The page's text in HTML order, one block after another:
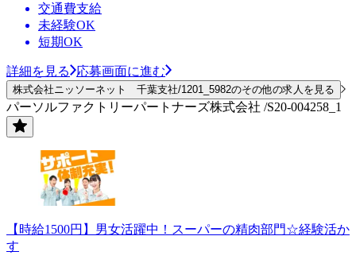
交通費支給
未経験OK
短期OK
詳細を見る 応募画面に進む
株式会社ニッソーネット 千葉支社/1201_5982のその他の求人を見る
パーソルファクトリーパートナーズ株式会社 /S20-004258_1
【時給1500円】男女活躍中！スーパーの精肉部門☆経験活か
す